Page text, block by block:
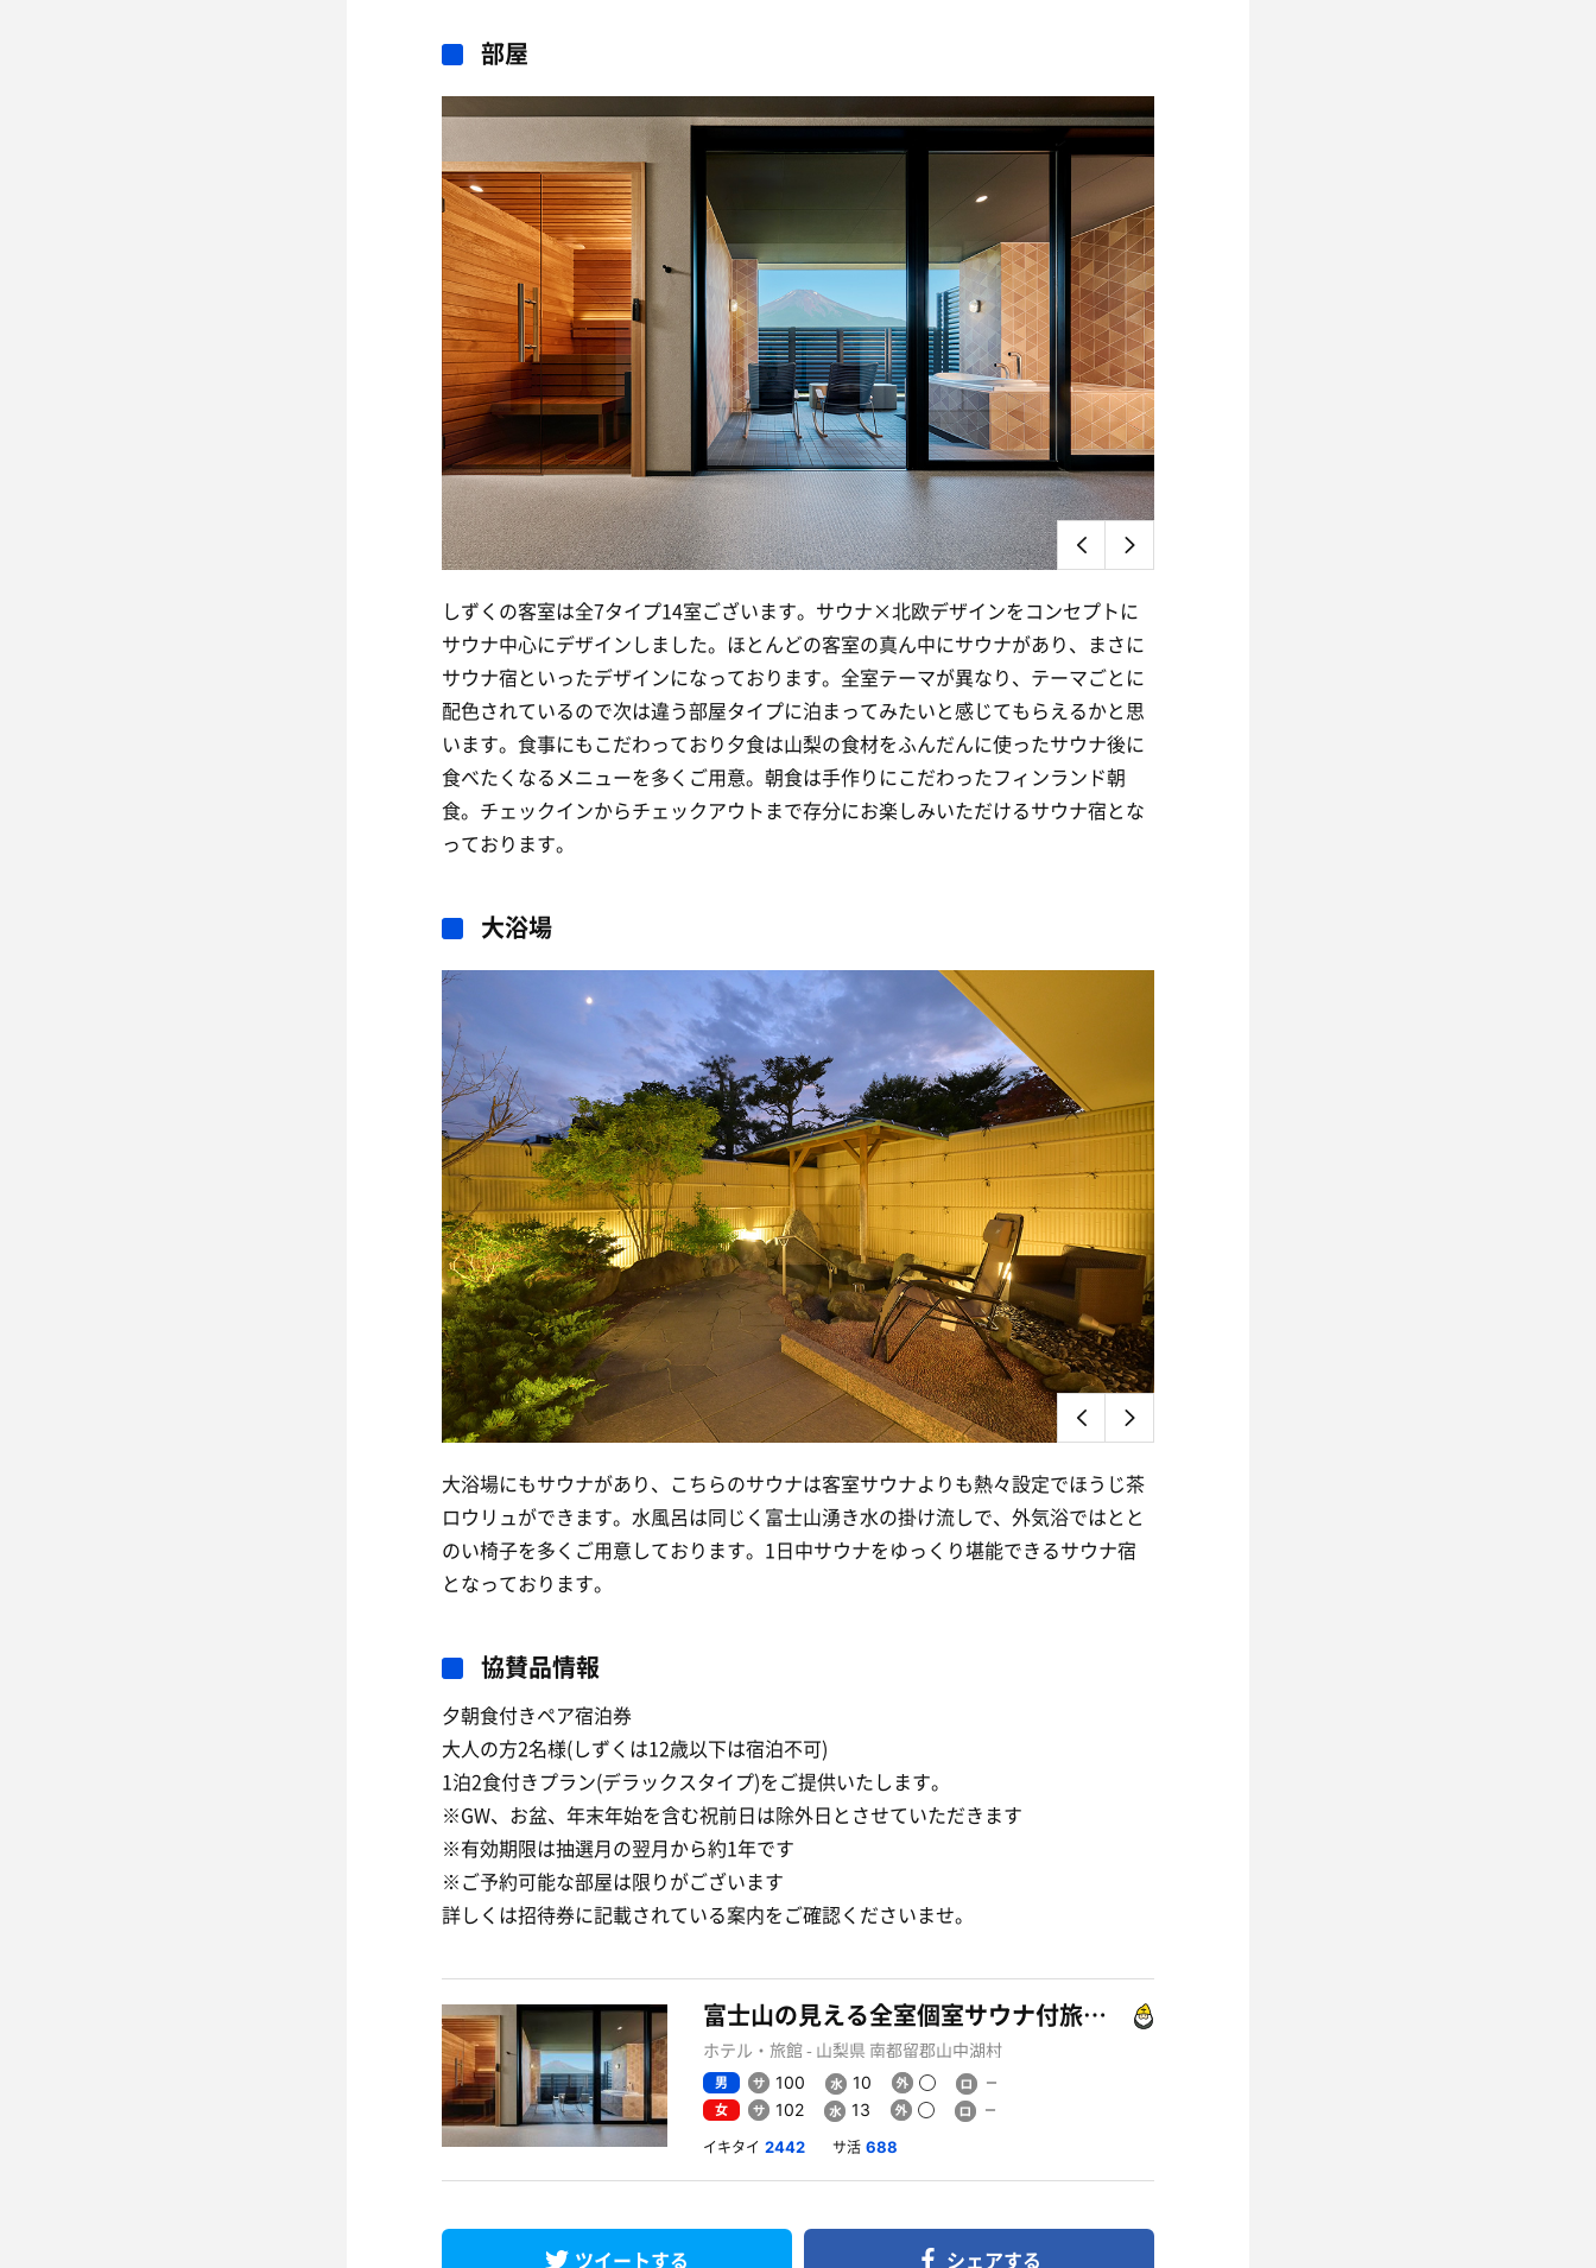
部屋
しずくの客室は全7タイプ14室ございます。サウナ×北欧デザインをコンセプトに
サウナ中心にデザインしました。ほとんどの客室の真ん中にサウナがあり、まさに
サウナ宿といったデザインになっております。全室テーマが異なり、テーマごとに
配色されているので次は違う部屋タイプに泊まってみたいと感じてもらえるかと思
います。食事にもこだわっており夕食は山梨の食材をふんだんに使ったサウナ後に
食べたくなるメニューを多くご用意。朝食は手作りにこだわったフィンランド朝
食。チェックインからチェックアウトまで存分にお楽しみいただけるサウナ宿とな
っております。
大浴場
大浴場にもサウナがあり、こちらのサウナは客室サウナよりも熱々設定でほうじ茶
ロウリュができます。水風呂は同じく富士山湧き水の掛け流しで、外気浴ではとと
のい椅子を多くご用意しております。1日中サウナをゆっくり堪能できるサウナ宿
となっております。
協賛品情報
夕朝食付きペア宿泊券
大人の方2名様(しずくは12歳以下は宿泊不可)
1泊2食付きプラン(デラックスタイプ)をご提供いたします。
※GW、お盆、年末年始を含む祝前日は除外日とさせていただきます
※有効期限は抽選月の翌月から約1年です
※ご予約可能な部屋は限りがございます
詳しくは招待券に記載されている案内をご確認くださいませ。
富士山の見える全室個室サウナ付旅館 しずく
ホテル・旅館 - 山梨県 南都留郡山中湖村
男 100
10
女
102 13
イキタイ 2442 サ活 688
ツイートする シェアする